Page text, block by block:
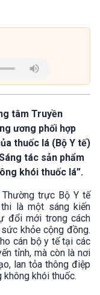
tâm Truyền
ương phối hợp
thuốc lá (Bộ Y tế)
tác sản phẩm
khói thuốc lá”.
trực Bộ Y tế
là một sáng kiến
đổi mới trong cách
khỏe cộng đồng.
cán bộ y tế tại các
tỉnh, mà còn là nơi
lan tỏa thông điệp
khói thuốc.